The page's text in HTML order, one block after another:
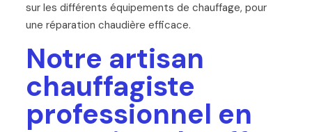
sur les différents équipements de chauffage, pour
une réparation chaudière efficace.
Notre artisan
chauffagiste
professionnel en